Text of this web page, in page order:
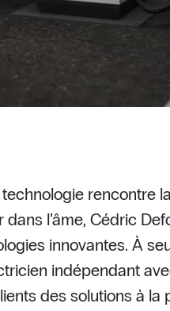
rencontre
l’âme, Cédric
innovantes. À
indépendant
des solutions à la